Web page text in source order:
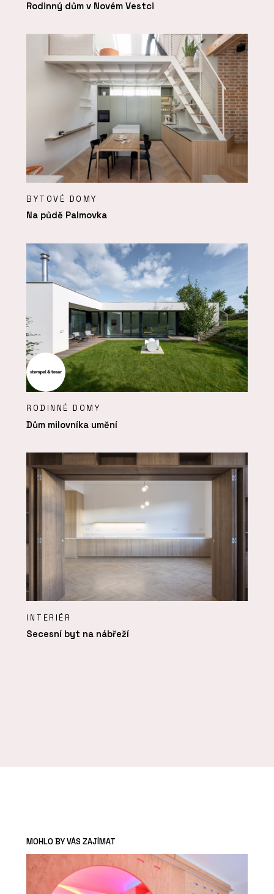
Rodinný dům v Novém Vestci
BYTOVÉ DOMY
Na půdě Palmovka
RODINNÉ DOMY
Dům milovníka umění
INTERIÉR
Secesní byt na nábřeží
MOHLO BY VÁS ZAJÍMAT